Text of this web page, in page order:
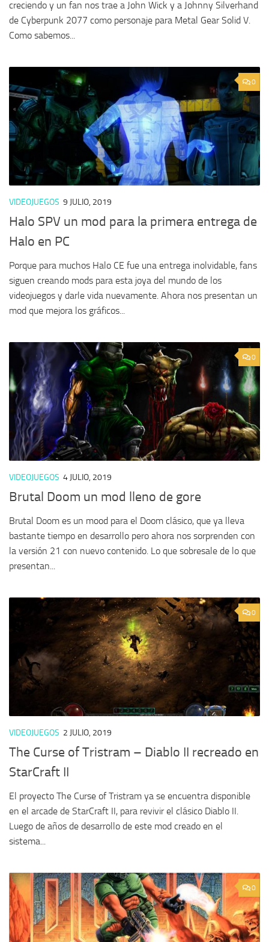
creciendo y un fan nos trae a John Wick y a Johnny Silverhand
de Cyberpunk 2077 como personaje para Metal Gear Solid V.
Como sabemos...
0
VIDEOJUEGOS 9 JULIO, 2019
Halo SPV un mod para la primera entrega de
Halo en PC
Porque para muchos Halo CE fue una entrega inolvidable, fans
siguen creando mods para esta joya del mundo de los
videojuegos y darle vida nuevamente. Ahora nos presentan un
mod que mejora los gráficos...
0
VIDEOJUEGOS 4 JULIO, 2019
Brutal Doom un mod lleno de gore
Brutal Doom es un mood para el Doom clásico, que ya lleva
bastante tiempo en desarrollo pero ahora nos sorprenden con
la versión 21 con nuevo contenido. Lo que sobresale de lo que
presentan...
0
VIDEOJUEGOS 2 JULIO, 2019
The Curse of Tristram – Diablo II recreado en
StarCraft II
El proyecto The Curse of Tristram ya se encuentra disponible
en el arcade de StarCraft II, para revivir el clásico Diablo II.
Luego de años de desarrollo de este mod creado en el
sistema...
0